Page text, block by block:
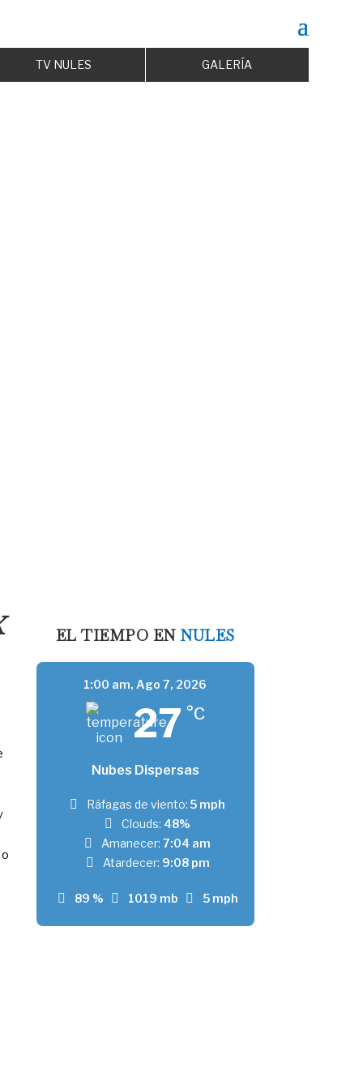
TV NULES GALERÍA
EL TIEMPO EN NULES
1:00 am, Ago 7, 2026
27 °C
Nubes Dispersas
89 % 1019 mb 5 mph
Ráfagas de viento: 5 mph
Clouds: 48%
Amanecer: 7:04 am
Atardecer: 9:08 pm